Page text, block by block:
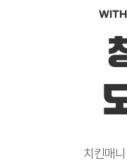
치킨매